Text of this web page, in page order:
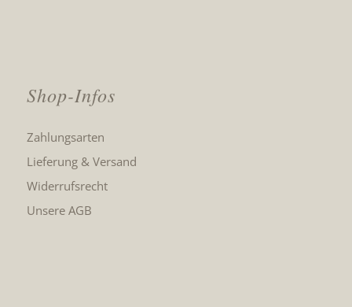
Shop-Infos
Zahlungsarten
Lieferung & Versand
Widerrufsrecht
Unsere AGB